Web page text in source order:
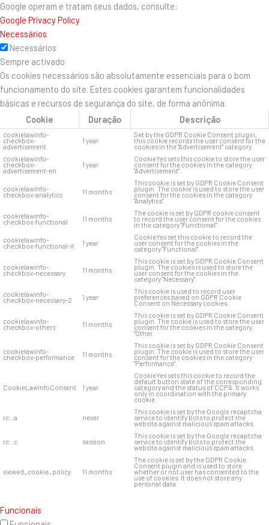
Google operam e tratam seus dados, consulte:
Google Privacy Policy
Necessários
Necessários
Sempre activado
Os cookies necessários são absolutamente essenciais para o bom
funcionamento do site. Estes cookies garantem funcionalidades
básicas e recursos de segurança do site, de forma anônima.
Cookie
Duração Descrição
cookielawinfo-
checkbox-
advertisement
1 year
Set by the GDPR Cookie Consent plugin,
this cookie records the user consent for the
cookies in the "Advertisement" category.
cookielawinfo-
checkbox-
advertisement-en
1 year
CookieYes sets this cookie to store the user
consent for the cookies in the category
"Advertisement".
cookielawinfo-
checkbox-analytics 11 months
This cookie is set by GDPR Cookie Consent
plugin. The cookie is used to store the user
consent for the cookies in the category
"Analytics".
cookielawinfo-
checkbox-functional 11 months
The cookie is set by GDPR cookie consent
to record the user consent for the cookies
in the category "Functional".
cookielawinfo-
checkbox-functional-it 1 year
CookieYes set this cookie to record the
user consent for the cookies in the
category "Functional".
cookielawinfo-
checkbox-necessary 11 months
This cookie is set by GDPR Cookie Consent
plugin. The cookies is used to store the
user consent for the cookies in the
category "Necessary".
cookielawinfo-
checkbox-necessary-2 1 year
This cookie is used to record user
preferences based on GDPR Cookie
Consent on Necessary cookies.
cookielawinfo-
checkbox-others 11 months
This cookie is set by GDPR Cookie Consent
plugin. The cookie is used to store the user
consent for the cookies in the category
"Other.
cookielawinfo-
checkbox-performance 11 months
This cookie is set by GDPR Cookie Consent
plugin. The cookie is used to store the user
consent for the cookies in the category
"Performance".
CookieLawInfoConsent 1 year
CookieYes sets this cookie to record the
default button state of the corresponding
category and the status of CCPA. It works
only in coordination with the primary
cookie.
rc::a never
This cookie is set by the Google recaptcha
service to identify bots to protect the
website against malicious spam attacks.
rc::c session
This cookie is set by the Google recaptcha
service to identify bots to protect the
website against malicious spam attacks.
viewed_cookie_policy 11 months
The cookie is set by the GDPR Cookie
Consent plugin and is used to store
whether or not user has consented to the
use of cookies. It does not store any
personal data.
Funcionais